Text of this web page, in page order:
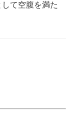
て空腹を満た